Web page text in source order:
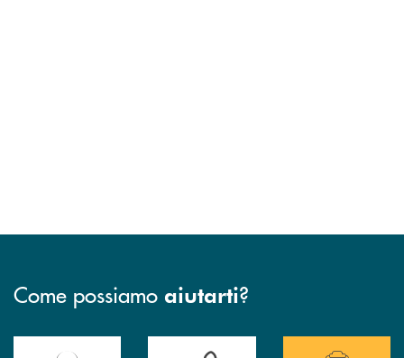
Come possiamo aiutarti?
Accedi all' elenco completo delle filiali della Banca.
Hai bisogno di assistenza immediata?
Hai bisogno di